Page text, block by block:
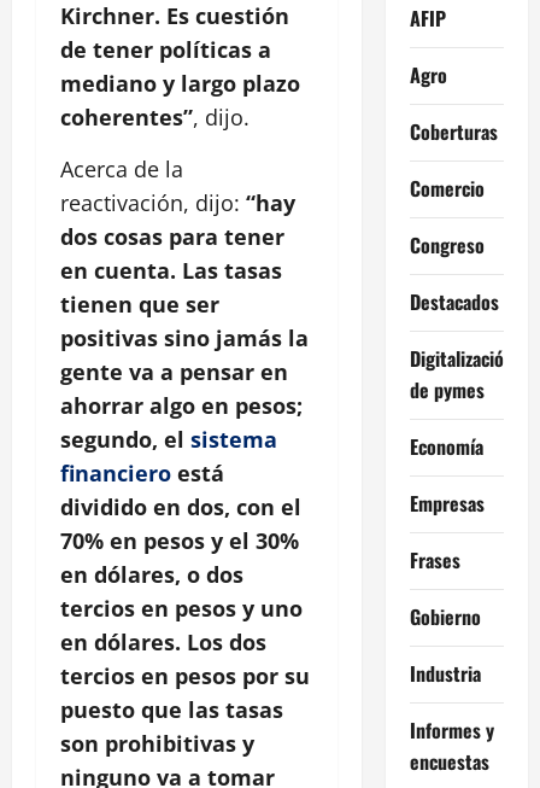
Kirchner. Es cuestión
de tener políticas a
mediano y largo plazo
coherentes”, dijo.
Acerca de la
reactivación, dijo: “hay
dos cosas para tener
en cuenta. Las tasas
tienen que ser
positivas sino jamás la
gente va a pensar en
ahorrar algo en pesos;
segundo, el sistema
financiero está
dividido en dos, con el
70% en pesos y el 30%
en dólares, o dos
tercios en pesos y uno
en dólares. Los dos
tercios en pesos por su
puesto que las tasas
son prohibitivas y
ninguno va a tomar
AFIP
Agro
Coberturas
Comercio
Congreso
Destacados
Digitalización
de pymes
Economía
Empresas
Frases
Gobierno
Industria
Informes y
encuestas